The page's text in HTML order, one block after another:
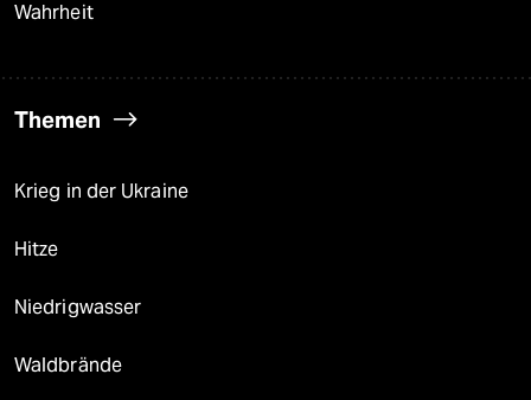
Wahrheit
Themen
Krieg in der Ukraine
Hitze
Niedrigwasser
Waldbrände